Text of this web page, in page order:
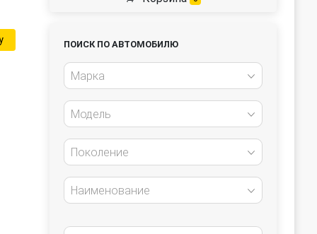
ПОИСК ПО АВТОМОБИЛЮ
Марка
Модель
Поколение
Наименование